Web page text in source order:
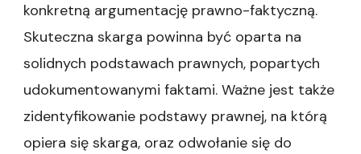
konkretną argumentację prawno-faktyczną.
Skuteczna skarga powinna być oparta na
solidnych podstawach prawnych, popartych
udokumentowanymi faktami. Ważne jest także
zidentyfikowanie podstawy prawnej, na którą
opiera się skarga, oraz odwołanie się do